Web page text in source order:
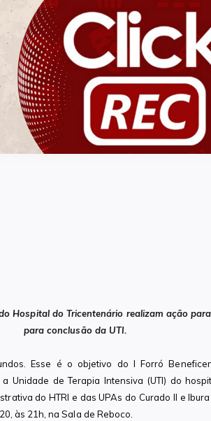
ClickREC
Hospital do Tricentenário realizam ação
para conclusão da UTI.
Esse é o objetivo do I Forró
Unidade de Terapia Intensiva (UTI) do
do HTRI e das UPAs do Curado II e
às 21h, na Sala de Reboco.